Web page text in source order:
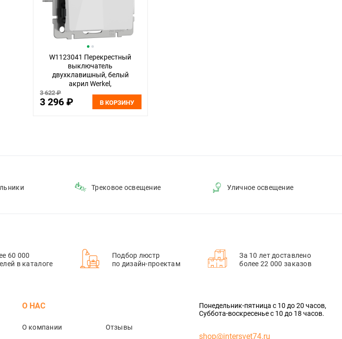
W1123041 Перекрестный
выключатель
двухклавишный, белый
акрил Werkel,
3 622 ₽
3 296 ₽ В КОРЗИНУ
Трековое освещение Уличное освещение
60 000
в каталоге
Подбор люстр
по дизайн-проектам
За 10 лет доставлено
более 22 000 заказов
О НАС
О компании Отзывы
Понедельник-пятница с 10 до 20 часов,
Суббота-воскресенье с 10 до 18 часов.
shop@intersvet74.ru